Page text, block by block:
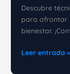
Descubre
para afrontar
bienestar.
Técnicas
Leer entrada »